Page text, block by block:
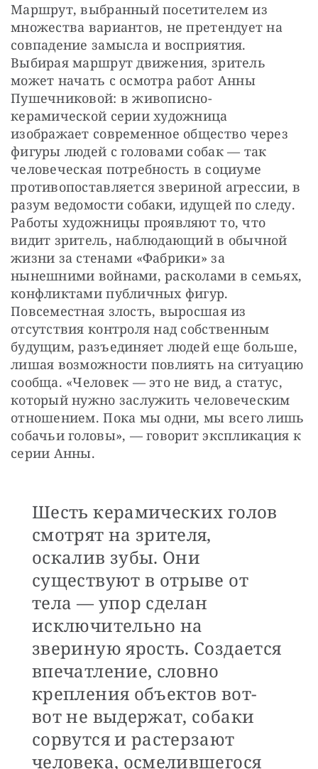
Маршрут, выбранный посетителем из
множества вариантов, не претендует на
совпадение замысла и восприятия.
Выбирая маршрут движения, зритель
может начать с осмотра работ Анны
Пушечниковой: в живописно-
керамической серии художница
изображает современное общество через
фигуры людей с головами собак — так
человеческая потребность в социуме
противопоставляется звериной агрессии, в
разум ведомости собаки, идущей по следу.
Работы художницы проявляют то, что
видит зритель, наблюдающий в обычной
жизни за стенами «Фабрики» за
нынешними войнами, расколами в семьях,
конфликтами публичных фигур.
Повсеместная злость, выросшая из
отсутствия контроля над собственным
будущим, разъединяет людей еще больше,
лишая возможности повлиять на ситуацию
сообща. «Человек — это не вид, а статус,
который нужно заслужить человеческим
отношением. Пока мы одни, мы всего лишь
собачьи головы», — говорит экспликация к
серии Анны.
Шесть керамических голов
смотрят на зрителя,
оскалив зубы. Они
существуют в отрыве от
тела — упор сделан
исключительно на
звериную ярость. Создается
впечатление, словно
крепления объектов вот-
вот не выдержат, собаки
сорвутся и растерзают
человека, осмелившегося